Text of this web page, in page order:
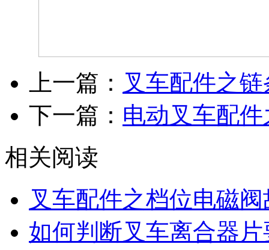
上一篇： 叉车配件之
下一篇： 电动叉车配
相关阅读
叉车配件之档位电磁
如何判断叉车离合器